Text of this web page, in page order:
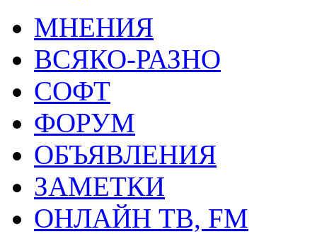
МНЕНИЯ
ВСЯКО-РАЗНО
СОФТ
ФОРУМ
ОБЪЯВЛЕНИЯ
ЗАМЕТКИ
ОНЛАЙН ТВ, FM